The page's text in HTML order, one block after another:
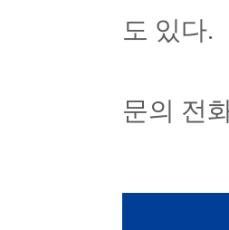
도 있다.
문의 전